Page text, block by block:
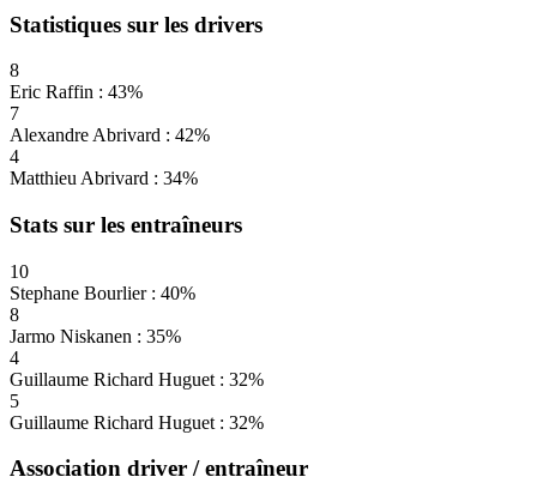
Statistiques sur les drivers
8
Eric Raffin : 43%
7
Alexandre Abrivard : 42%
4
Matthieu Abrivard : 34%
Stats sur les entraîneurs
10
Stephane Bourlier : 40%
8
Jarmo Niskanen : 35%
4
Guillaume Richard Huguet : 32%
5
Guillaume Richard Huguet : 32%
Association driver / entraîneur